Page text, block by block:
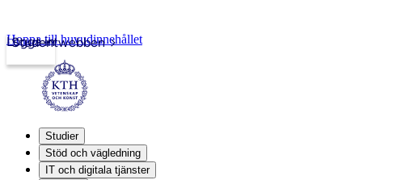
Studentwebben
Logga in
Hoppa till huvudinnehållet
Studier
Stöd och vägledning
IT och digitala tjänster